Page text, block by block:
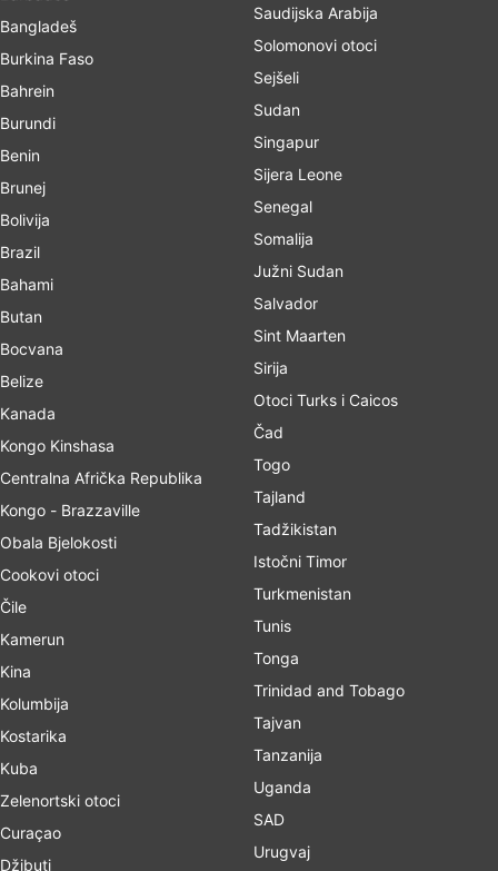
Bangladeš
Burkina Faso
Bahrein
Burundi
Benin
Brunej
Bolivija
Brazil
Bahami
Butan
Bocvana
Belize
Kanada
Kongo Kinshasa
Centralna Afrička Republika
Kongo - Brazzaville
Obala Bjelokosti
Cookovi otoci
Čile
Kamerun
Kina
Kolumbija
Kostarika
Kuba
Zelenortski otoci
Curaçao
Džibuti
Saudijska Arabija
Solomonovi otoci
Sejšeli
Sudan
Singapur
Sijera Leone
Senegal
Somalija
Južni Sudan
Salvador
Sint Maarten
Sirija
Otoci Turks i Caicos
Čad
Togo
Tajland
Tadžikistan
Istočni Timor
Turkmenistan
Tunis
Tonga
Trinidad and Tobago
Tajvan
Tanzanija
Uganda
SAD
Urugvaj